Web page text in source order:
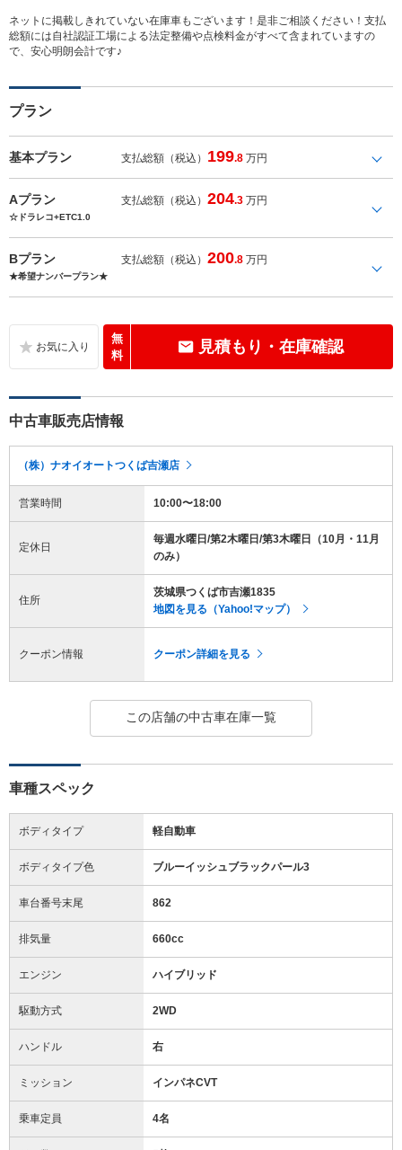
ネットに掲載しきれていない在庫車もございます！是非ご相談ください！支払
総額には自社認証工場による法定整備や点検料金がすべて含まれていますの
で、安心明朗会計です♪
プラン
基本プラン 支払総額（税込） 199.8 万円
Aプラン 支払総額（税込）204.3 万円
☆ドラレコ+ETC1.0
Bプラン 支払総額（税込）200.8 万円
★希望ナンバープラン★
無
料
見積もり・在庫確認
中古車販売店情報
（株）ナオイオートつくば吉瀬店
営業時間 10:00〜18:00
定休日
毎週水曜日/第2木曜日/第3木曜日（10月・11月
のみ）
住所
茨城県つくば市吉瀬1835
地図を見る（Yahoo!マップ）
クーポン情報 クーポン詳細を見る
この店舗の中古車在庫一覧
車種スペック
ボディタイプ 軽自動車
ボディタイプ色 ブルーイッシュブラックパール3
車台番号末尾 862
排気量 660cc
エンジン ハイブリッド
駆動方式 2WD
ハンドル 右
ミッション インパネCVT
乗車定員 4名